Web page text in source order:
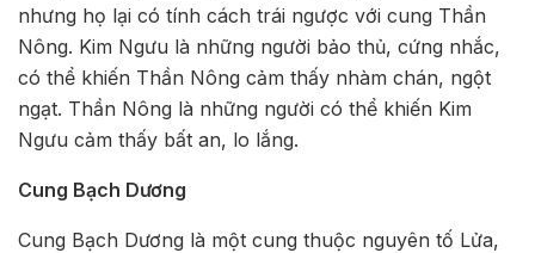
nhưng họ lại có tính cách trái ngược với cung Thần
Nông. Kim Ngưu là những người bảo thủ, cứng nhắc,
có thể khiến Thần Nông cảm thấy nhàm chán, ngột
ngạt. Thần Nông là những người có thể khiến Kim
Ngưu cảm thấy bất an, lo lắng.
Cung Bạch Dương
Cung Bạch Dương là một cung thuộc nguyên tố Lửa,